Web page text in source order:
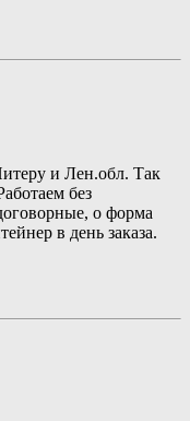
и Лен.обл. Так
без
о форма
в день заказа.